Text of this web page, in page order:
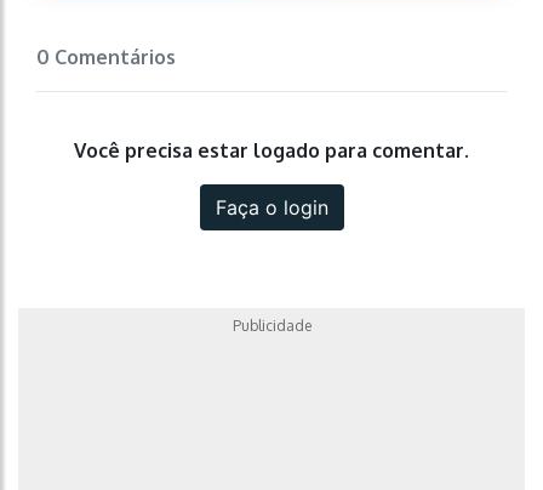
0 Comentários
Você precisa estar logado para comentar.
Faça o login
Publicidade